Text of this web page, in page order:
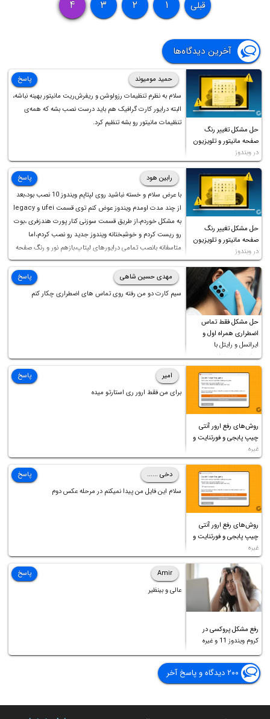
قبلی ۱ ۲ ۳ ۴
آخرین دیدگاه‌ها
حل مشکل تغییر رنگ
صفحه مانیتور و تلویزیون
در ویندوز
حمید مومیوند
سلام به نظرم تنظیمات رزولوشن و ریفرش‌ریت مانیتور بهینه نباشه،
البته درایور کارت گرافیک هم باید درست نصب بشه که همه‌ی
تنظیمات مانیتور رو بشه تنظیم کرد.
پاسخ
حل مشکل تغییر رنگ
صفحه مانیتور و تلویزیون
در ویندوز
رابین هود
با عرض سلام و خسته نباشید روی لپتاپم ویندوز 10 نصب بود،بعد
از چند مدت اومدم ویندوز عوض کنم توی قسمت ufei و legacy
به مشکل خوردم،از طریق قسمت سوزنی کنار پورت هندزفری ،بوت
رو ریست کردم و خوشبختانه ویندوز جدید رو نصب کردم،اما
متاسفانه بانصب تمامی درایورهای لپتاپ،بازهم نور و رنگ صفحه
چه موقع کار چه موقع پخش فیلم مثل سابق نیست(نور زیاده و بی
کیفیت)،با ابدیت کردن کارت گرافیک،کالیبره کردن و غیره هم نور و
رنگ درست نشد (انگار تصویر ماته)، خواهشمند است راهنمایی
فرمایید باتشکر
پاسخ
حل مشکل فقط تماس
اضطراری همراه اول و
ایرانسل و رایتل با
روش‌های مختلف
مهدی حسین شاهی
سیم کارت دو من رفته روی تماس های اضطراری چکار کنم
پاسخ
روش‌های رفع ارور آنتی
چیپ پابجی و فورتنایت و
غیره
امیر
برای من فقط ارور ری استارتو میده
پاسخ
روش‌های رفع ارور آنتی
چیپ پابجی و فورتنایت و
غیره
دخی ......
سلام این فایل من پیدا نمیکنم در مرحله عکس دوم
پاسخ
رفع مشکل پروکسی در
کروم ویندوز 11 و غیره
Amir
عالی و بینظیر
پاسخ
۲۰۰ دیدگاه و پاسخ آخر